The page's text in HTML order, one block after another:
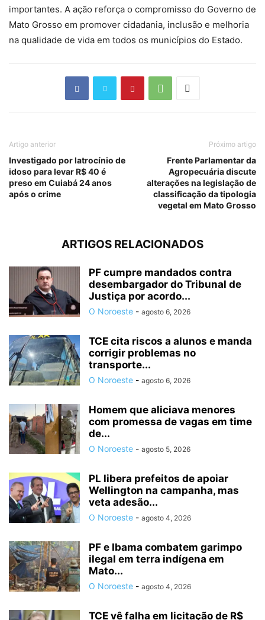
importantes. A ação reforça o compromisso do Governo de
Mato Grosso em promover cidadania, inclusão e melhoria
na qualidade de vida em todos os municípios do Estado.
Artigo anterior
Investigado por latrocínio de
idoso para levar R$ 40 é
preso em Cuiabá 24 anos
após o crime
Próximo artigo
Frente Parlamentar da
Agropecuária discute
alterações na legislação de
classificação da tipologia
vegetal em Mato Grosso
ARTIGOS RELACIONADOS
PF cumpre mandados contra
desembargador do Tribunal de
Justiça por acordo...
O Noroeste - agosto 6, 2026
TCE cita riscos a alunos e manda
corrigir problemas no
transporte...
O Noroeste - agosto 6, 2026
Homem que aliciava menores
com promessa de vagas em time
de...
O Noroeste - agosto 5, 2026
PL libera prefeitos de apoiar
Wellington na campanha, mas
veta adesão...
O Noroeste - agosto 4, 2026
PF e Ibama combatem garimpo
ilegal em terra indígena em
Mato...
O Noroeste - agosto 4, 2026
TCE vê falha em licitação de R$